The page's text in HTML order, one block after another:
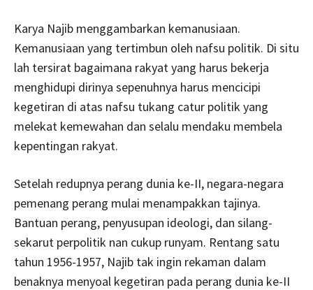
Karya Najib menggambarkan kemanusiaan.
Kemanusiaan yang tertimbun oleh nafsu politik. Di situ
lah tersirat bagaimana rakyat yang harus bekerja
menghidupi dirinya sepenuhnya harus mencicipi
kegetiran di atas nafsu tukang catur politik yang
melekat kemewahan dan selalu mendaku membela
kepentingan rakyat.
Setelah redupnya perang dunia ke-II, negara-negara
pemenang perang mulai menampakkan tajinya.
Bantuan perang, penyusupan ideologi, dan silang-
sekarut perpolitik nan cukup runyam. Rentang satu
tahun 1956-1957, Najib tak ingin rekaman dalam
benaknya menyoal kegetiran pada perang dunia ke-II